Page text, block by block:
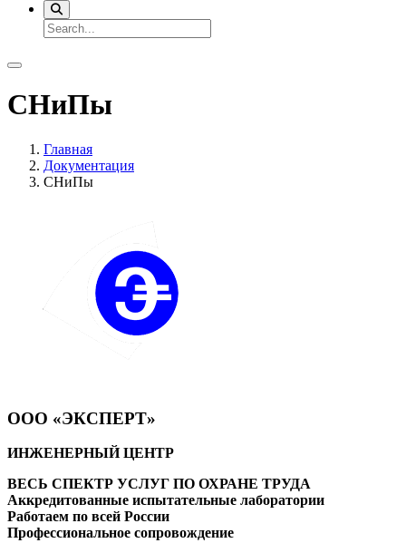
СНиПы
Главная
Документация
СНиПы
ООО «ЭКСПЕРТ»
ИНЖЕНЕРНЫЙ ЦЕНТР
ВЕСЬ СПЕКТР УСЛУГ ПО ОХРАНЕ ТРУДА
Аккредитованные испытательные лаборатории
Работаем по всей России
Профессиональное сопровождение